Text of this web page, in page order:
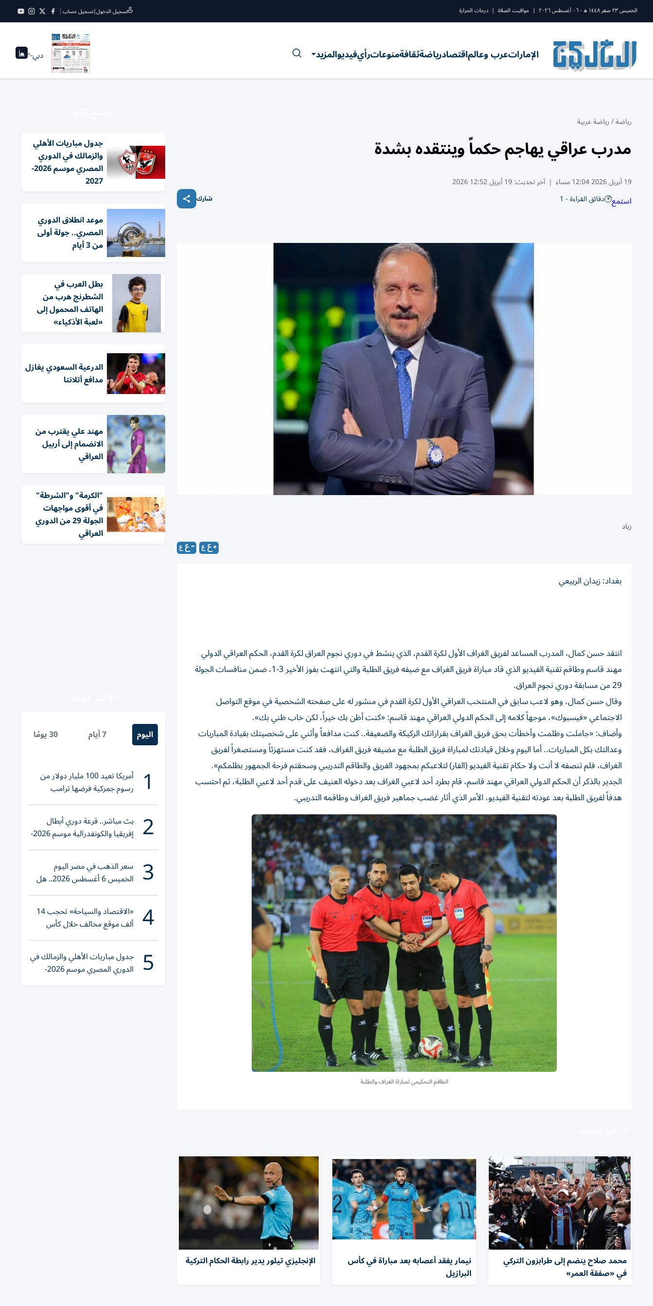
الخميس ٢٣ صفر ١٤٤٨ ه - ٠٦ أغسطس ٢٠٢٦ | مواقيت الصلاة | درجات الحرارة تسجيل الدخول|تسجيل حساب
الإماراتعرب وعالماقتصادرياضةثقافةمنوعاترأيفيديوالمزيد دبي--°
رياضة/رياضة عربية
مدرب عراقي يهاجم حكماً وينتقده بشدة
19 أبريل 2026 12:04 مساء | آخر تحديث:19 أبريل 12:52 2026
استمع دقائق القراءة - 1 شارك
زياد
بغداد: زيدان الربيعي
انتقد حسن كمال، المدرب المساعد لفريق الغراف الأول لكرة القدم، الذي ينشط في دوري نجوم العراق لكرة القدم، الحكم العراقي الدولي
مهند قاسم وطاقم تقنية الفيديو الذي قاد مباراة فريق الغراف مع ضيفه فريق الطلبة والتي انتهت بفوز الأخير 3-1، ضمن منافسات الجولة
29 من مسابقة دوري نجوم العراق.
وقال حسن كمال، وهو لاعب سابق في المنتخب العراقي الأول لكرة القدم في منشور له على صفحته الشخصية في موقع التواصل
الاجتماعي «فيسبوك»، موجهاً كلامه إلى الحكم الدولي العراقي مهند قاسم: «كنت أظن بك خيراً، لكن خاب ظني بك».
وأضاف: «جاملت وظلمت وأخطأت بحق فريق الغراف بقراراتك الركيكة والضعيفة.. كنت مدافعاً وأثني على شخصيتك بقيادة المباريات
وعدالتك بكل المباريات.. أما اليوم وخلال قيادتك لمباراة فريق الطلبة مع مضيفه فريق الغراف، فقد كنت مستهزئاً ومستصغراً لفريق
الغراف، فلم تنصفه لا أنت ولا حكام تقنية الفيديو (الفار) لتلاعبكم بمجهود الفريق والطاقم التدريبي وسحقتم فرحة الجمهور بظلمكم».
الجدير بالذكر أن الحكم الدولي العراقي مهند قاسم، قام بطرد أحد لاعبي الغراف بعد دخوله العنيف على قدم أحد لاعبي الطلبة، ثم احتسب
هدفاً لفريق الطلبة بعد عودته لتقنية الفيديو، الأمر الذي أثار غضب جماهير فريق الغراف وطاقمه التدريبي.
الطاقم التحكيمي لمباراة الغراف والطلبة
محمد صلاح ينضم إلى طرابزون التركي
في «صفقة العمر»
نيمار يفقد أعصابه بعد مباراة في كأس
البرازيل
الإنجليزي تيلور يدير رابطة الحكام التركية
جدول مباريات الأهلي
والزمالك في الدوري
المصري موسم 2026-
2027
موعد انطلاق الدوري
المصري.. جولة أولى
من 3 أيام
بطل العرب في
الشطرنج هرب من
الهاتف المحمول إلى
«لعبة الأذكياء»
الدرعية السعودي يغازل
مدافع أتلانتا
مهند علي يقترب من
الانضمام إلى أربيل
العراقي
"الكرمة" و"الشرطة"
في أقوى مواجهات
الجولة 29 من الدوري
العراقي
اليوم 7 أيام 30 يومًا
1 أمريكا تعيد 100 مليار دولار من
رسوم جمركية فرضها ترامب
2 بث مباشر.. قرعة دوري أبطال
إفريقيا والكونفدرالية موسم 2026-
2027
3 سعر الذهب في مصر اليوم
الخميس 6 أغسطس 2026.. هل
تنوي الشراء؟
4 «الاقتصاد والسياحة» تحجب 14
ألف موقع مخالف خلال كأس
العالم 2026
5 جدول مباريات الأهلي والزمالك في
الدوري المصري موسم 2026-